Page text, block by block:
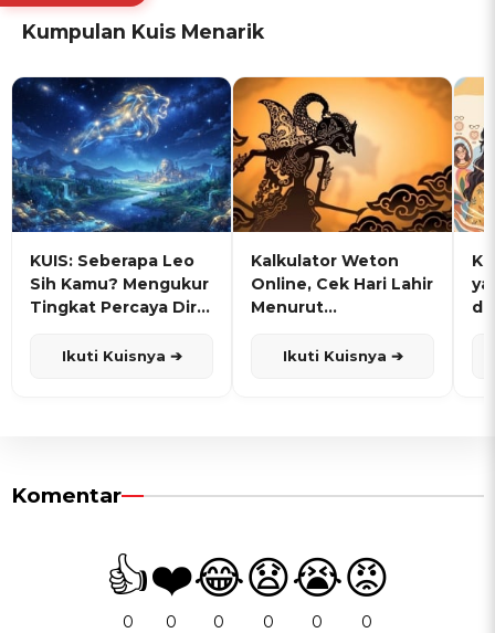
Kumpulan Kuis Menarik
KUIS: Seberapa Leo
Sih Kamu? Mengukur
Tingkat Percaya Diri
Ikuti Kuisnya ➔
Kalkulator Weton
Online, Cek Hari Lahir
Menurut
Ikuti Kuisnya ➔
Komentar
👍
0
❤️
0
😂
0
😧
0
😭
0
😡
0